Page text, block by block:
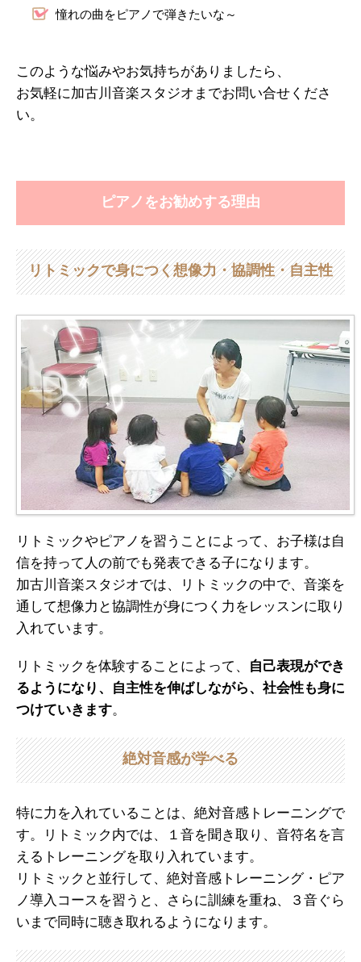
憧れの曲をピアノで弾きたいな～
このような悩みやお気持ちがありましたら、
お気軽に加古川音楽スタジオまでお問い合せくださ
い。
ピアノをお勧めする理由
リトミックで身につく想像力・協調性・自主性
リトミックやピアノを習うことによって、お子様は自
信を持って人の前でも発表できる子になります。
加古川音楽スタジオでは、リトミックの中で、音楽を
通して想像力と協調性が身につく力をレッスンに取り
入れています。
リトミックを体験することによって、
自己表現ができ
るようになり、自主性を伸ばしながら、社会性も身に
つけていきます。
絶対音感が学べる
特に力を入れていることは、絶対音感トレーニングで
す。リトミック内では、１音を聞き取り、音符名を言
えるトレーニングを取り入れています。
リトミックと並行して、絶対音感トレーニング・ピア
ノ導入コースを習うと、さらに訓練を重ね、３音ぐら
いまで同時に聴き取れるようになります。